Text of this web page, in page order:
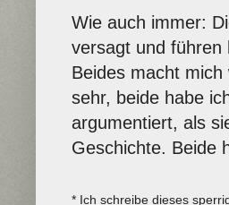
Wie auch immer:
versagt und führen
Beides macht
sehr, beide habe
argumentiert, als
Geschichte. Beide
* Ich schreibe dieses